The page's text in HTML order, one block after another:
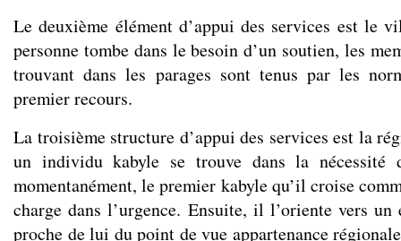
Le deuxième élément d’appui des services est le
personne tombe dans le besoin d’un soutien, les
trouvant dans les parages sont tenus par les
premier recours.
La troisième structure d’appui des services est la
un individu kabyle se trouve dans la nécessité
momentanément, le premier kabyle qu’il croise
charge dans l’urgence. Ensuite, il l’oriente vers
proche de lui du point de vue appartenance